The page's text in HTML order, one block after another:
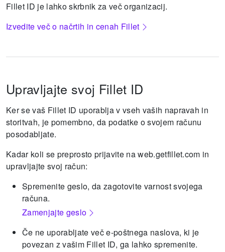
Fillet ID je lahko skrbnik za več organizacij.
Izvedite več o načrtih in cenah Fillet
Upravljajte svoj Fillet ID
Ker se vaš Fillet ID uporablja v vseh vaših napravah in
storitvah, je pomembno, da podatke o svojem računu
posodabljate.
Kadar koli se preprosto prijavite na web.getfillet.com in
upravljajte svoj račun:
Spremenite geslo, da zagotovite varnost svojega
računa.
Zamenjajte geslo
Če ne uporabljate več e-poštnega naslova, ki je
povezan z vašim Fillet ID, ga lahko spremenite.